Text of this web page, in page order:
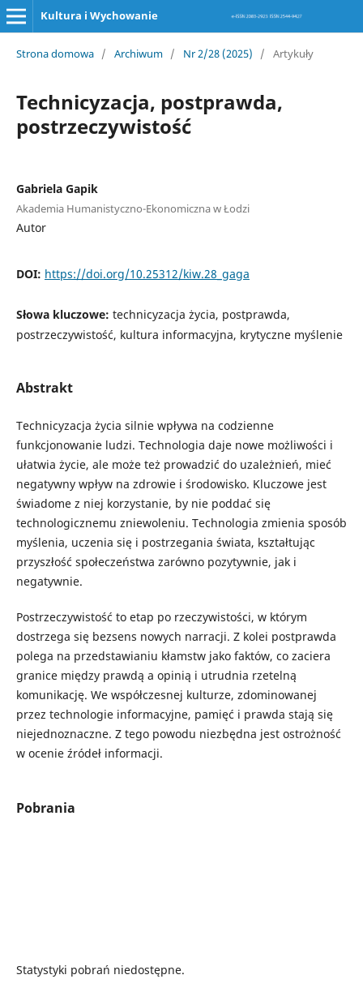
Kultura i Wychowanie
Strona domowa / Archiwum / Nr 2/28 (2025) / Artykuły
Technicyzacja, postprawda,
postrzeczywistość
Gabriela Gapik
Akademia Humanistyczno-Ekonomiczna w Łodzi
Autor
DOI: https://doi.org/10.25312/kiw.28_gaga
Słowa kluczowe: technicyzacja życia, postprawda,
postrzeczywistość, kultura informacyjna, krytyczne myślenie
Abstrakt
Technicyzacja życia silnie wpływa na codzienne
funkcjonowanie ludzi. Technologia daje nowe możliwości i
ułatwia życie, ale może też prowadzić do uzależnień, mieć
negatywny wpływ na zdrowie i środowisko. Kluczowe jest
świadome z niej korzystanie, by nie poddać się
technologicznemu zniewoleniu. Technologia zmienia sposób
myślenia, uczenia się i postrzegania świata, kształtując
przyszłość społeczeństwa zarówno pozytywnie, jak i
negatywnie.
Postrzeczywistość to etap po rzeczywistości, w którym
dostrzega się bezsens nowych narracji. Z kolei postprawda
polega na przedstawianiu kłamstw jako faktów, co zaciera
granice między prawdą a opinią i utrudnia rzetelną
komunikację. We współczesnej kulturze, zdominowanej
przez technologie informacyjne, pamięć i prawda stają się
niejednoznaczne. Z tego powodu niezbędna jest ostrożność
w ocenie źródeł informacji.
Pobrania
Statystyki pobrań niedostępne.